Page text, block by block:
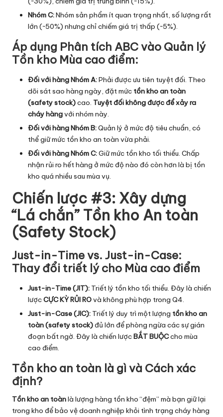
Nhóm C:Nhóm sản phẩm ít quan trọng nhất, số lượng rất
lớn (~50%) nhưng chỉ chiếm giá trị thấp (~5%).
Áp dụng Phân tích ABC vào Quản lý
Tồn kho Mùa cao điểm:
Đối với hàng Nhóm A:Phải được ưu tiên tuyệt đối. Theo
dõi sát sao hàng ngày, đặt mức tồn kho an toàn
(safety stock)cao. Tuyệt đối không được để xảy ra
cháy hàngvới nhóm này.
Đối với hàng Nhóm B:Quản lý ở mức độ tiêu chuẩn, có
thể giữ mức tồn kho an toàn vừa phải.
Đối với hàng Nhóm C:Giữ mức tồn kho tối thiểu. Chấp
nhận rủi ro hết hàng ở mức độ nào đó còn hơn là bị tồn
kho quá nhiều sau mùa vụ.
Chiến lược #3: Xây dựng
“Lá chắn” Tồn kho An toàn
(Safety Stock)
Just-in-Time vs. Just-in-Case:
Thay đổi triết lý cho Mùa cao điểm
Just-in-Time (JIT): Triết lý tồn kho tối thiểu. Đây là chiến
lượcCỰC KỲ RỦI ROvà không phù hợp trong Q4.
Just-in-Case (JIC): Triết lý duy trì một lượng tồn kho an
toàn (safety stock)đủ lớn để phòng ngừa các sự gián
đoạn bất ngờ. Đây là chiến lượcBẮT BUỘCcho mùa
cao điểm.
Tồn kho an toàn là gì và Cách xác
định?
Tồn kho an toànlà lượng hàng tồn kho “đệm” mà bạn giữ lại
trong kho để bảo vệ doanh nghiệp khỏi tình trạng cháy hàng